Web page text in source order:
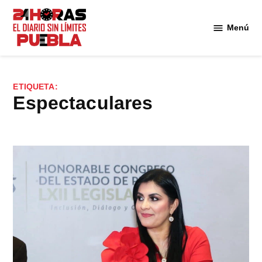
Saltar
contenido
Menú
ETIQUETA:
Espectaculares